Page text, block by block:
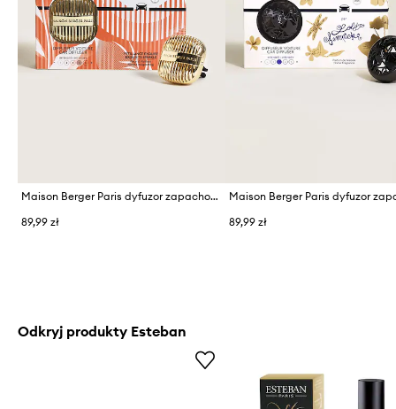
Maison Berger Paris dyfuzor zapachowy do samochodu
89,99 zł
89,99 zł
Odkryj produkty Esteban